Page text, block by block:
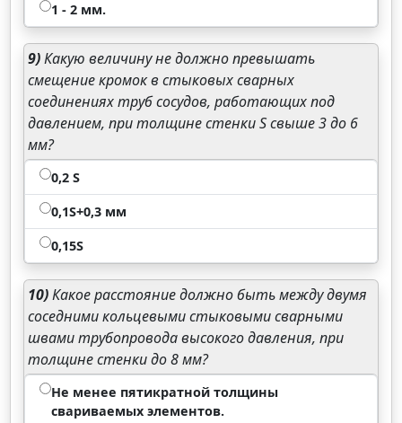
1 - 2 мм.
9)Какую величину не должно превышать
смещение кромок в стыковых сварных
соединениях труб сосудов, работающих под
давлением, при толщине стенки S свыше 3 до 6
мм?
0,2 S
0,1S+0,3 мм
0,15S
10)Какое расстояние должно быть между двумя
соседними кольцевыми стыковыми сварными
швами трубопровода высокого давления, при
толщине стенки до 8 мм?
Не менее пятикратной толщины
свариваемых элементов.